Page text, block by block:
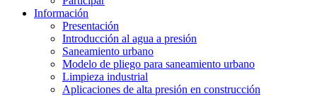
Información
Presentación
Introducción al agua a presión
Saneamiento urbano
Modelo de pliego para saneamiento urbano
Limpieza industrial
Aplicaciones de alta presión en construcción